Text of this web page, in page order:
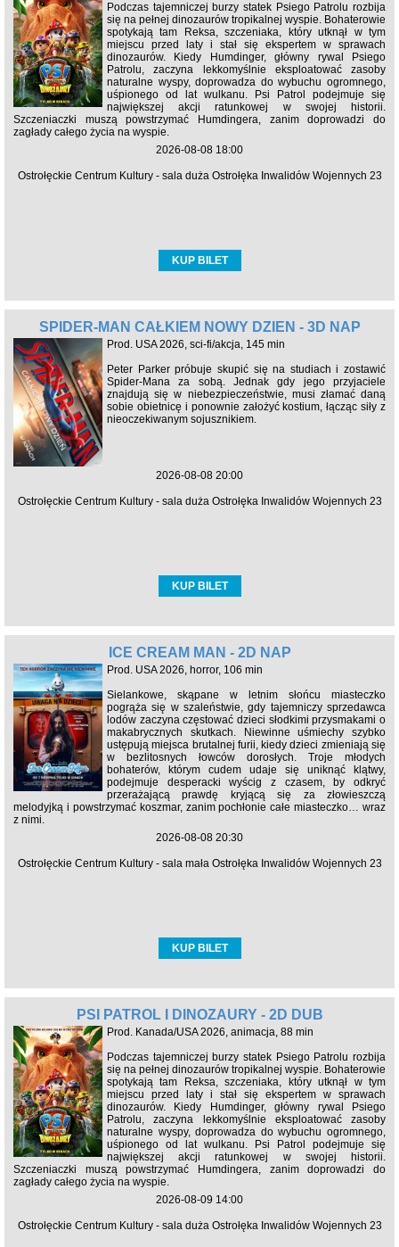
Podczas tajemniczej burzy statek Psiego Patrolu rozbija
się na pełnej dinozaurów tropikalnej wyspie. Bohaterowie
spotykają tam Reksa, szczeniaka, który utknął w tym
miejscu przed laty i stał się ekspertem w sprawach
dinozaurów. Kiedy Humdinger, główny rywal Psiego
Patrolu, zaczyna lekkomyślnie eksploatować zasoby
naturalne wyspy, doprowadza do wybuchu ogromnego,
uśpionego od lat wulkanu. Psi Patrol podejmuje się
największej akcji ratunkowej w swojej historii.
Szczeniaczki muszą powstrzymać Humdingera, zanim doprowadzi do
zagłady całego życia na wyspie.
2026-08-08 18:00
Ostrołęckie Centrum Kultury - sala duża Ostrołęka Inwalidów Wojennych 23
KUP BILET
SPIDER-MAN CAŁKIEM NOWY DZIEŃ - 3D NAP
Prod. USA 2026, sci-fi/akcja, 145 min
Peter Parker próbuje skupić się na studiach i zostawić
Spider-Mana za sobą. Jednak gdy jego przyjaciele
znajdują się w niebezpieczeństwie, musi złamać daną
sobie obietnicę i ponownie założyć kostium, łącząc siły z
nieoczekiwanym sojusznikiem.
2026-08-08 20:00
Ostrołęckie Centrum Kultury - sala duża Ostrołęka Inwalidów Wojennych 23
KUP BILET
ICE CREAM MAN - 2D NAP
Prod. USA 2026, horror, 106 min
Sielankowe, skąpane w letnim słońcu miasteczko
pogrąża się w szaleństwie, gdy tajemniczy sprzedawca
lodów zaczyna częstować dzieci słodkimi przysmakami o
makabrycznych skutkach. Niewinne uśmiechy szybko
ustępują miejsca brutalnej furii, kiedy dzieci zmieniają się
w bezlitosnych łowców dorosłych. Troje młodych
bohaterów, którym cudem udaje się uniknąć klątwy,
podejmuje desperacki wyścig z czasem, by odkryć
przerażającą prawdę kryjącą się za złowieszczą
melodyjką i powstrzymać koszmar, zanim pochłonie całe miasteczko… wraz
z nimi.
2026-08-08 20:30
Ostrołęckie Centrum Kultury - sala mała Ostrołęka Inwalidów Wojennych 23
KUP BILET
PSI PATROL I DINOZAURY - 2D DUB
Prod. Kanada/USA 2026, animacja, 88 min
Podczas tajemniczej burzy statek Psiego Patrolu rozbija
się na pełnej dinozaurów tropikalnej wyspie. Bohaterowie
spotykają tam Reksa, szczeniaka, który utknął w tym
miejscu przed laty i stał się ekspertem w sprawach
dinozaurów. Kiedy Humdinger, główny rywal Psiego
Patrolu, zaczyna lekkomyślnie eksploatować zasoby
naturalne wyspy, doprowadza do wybuchu ogromnego,
uśpionego od lat wulkanu. Psi Patrol podejmuje się
największej akcji ratunkowej w swojej historii.
Szczeniaczki muszą powstrzymać Humdingera, zanim doprowadzi do
zagłady całego życia na wyspie.
2026-08-09 14:00
Ostrołęckie Centrum Kultury - sala duża Ostrołęka Inwalidów Wojennych 23